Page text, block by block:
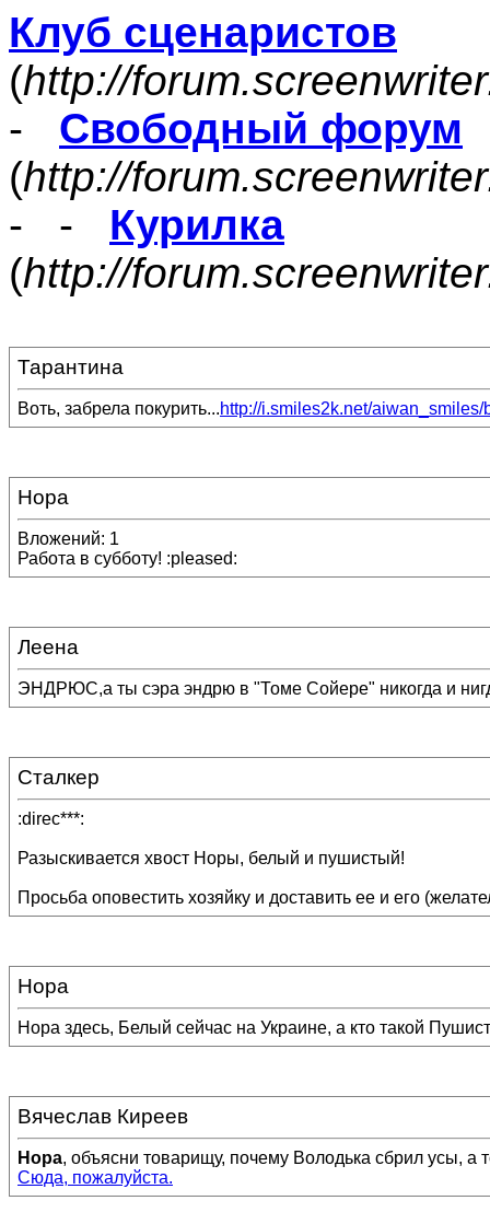
Клуб сценаристов
(http://
- Свободный форум
(http://
- - Курилка
(http://
Тарантина
Воть, забрела покурить...http://i.smiles2k.net/aiwan_smiles/
Нора
Вложений: 1
Работа в субботу! :pleased:
Леена
ЭНДРЮС,а ты сэра эндрю в "Томе Сойере" никогда и
Сталкер
:direc***:
Разыскивается хвост Норы, белый и пушистый!
Просьба оповестить хозяйку и доставить ее и его
Нора
Нора здесь, Белый сейчас на Украине, а кто такой
Вячеслав Киреев
Нора, объясни товарищу, почему Володька сбрил усы, а
Сюда, пожалуйста.